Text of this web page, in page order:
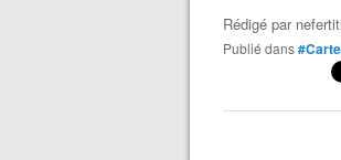
Rédigé par nefertiti
Publié dans